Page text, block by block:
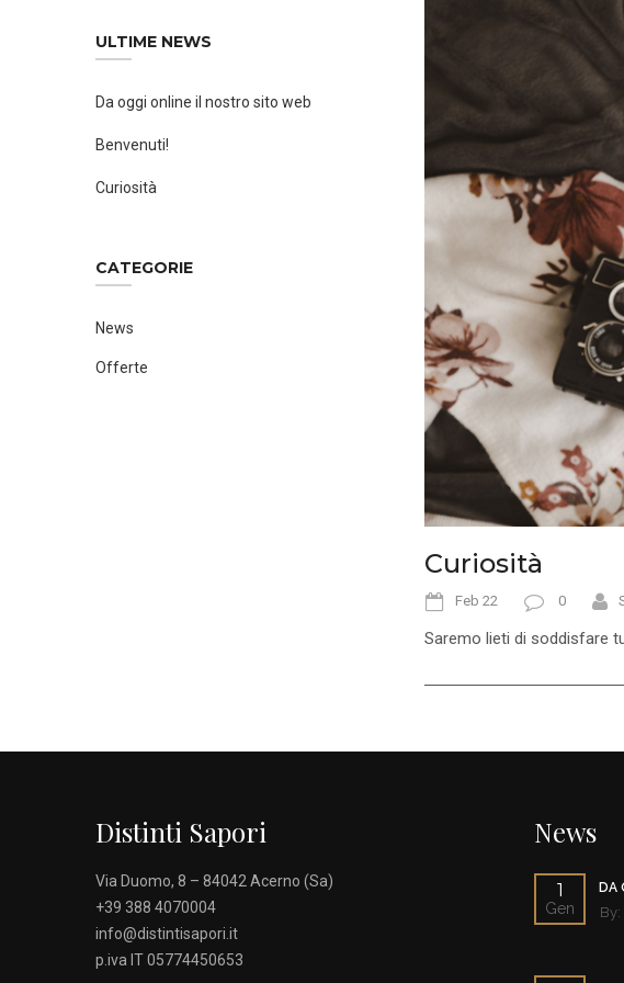
Curiosità
Feb 22 0
Saremo lieti di soddisfare
ULTIME NEWS
Da oggi online il nostro sito web
Benvenuti!
Curiosità
CATEGORIE
News
Offerte
Distinti Sapori
Via Duomo, 8 – 84042 Acerno (Sa)
+39 388 4070004
info@distintisapori.it
p.iva IT 05774450653
News
1
Gen
DA
By: